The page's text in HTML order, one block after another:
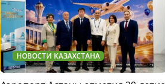
НОВОСТИ КАЗАХСТАНА